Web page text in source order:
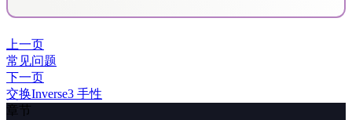
上一页
常见问题
下一页
交换Inverse3 手性
章节